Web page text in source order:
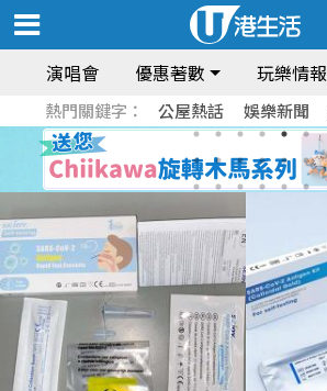
演唱會 優惠著數 玩樂情報
熱門關鍵字： 公屋熱話 娛樂新聞